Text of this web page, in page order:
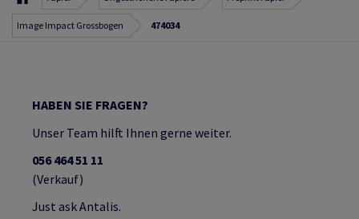
Image Impact Grossbogen 474034
HABEN SIE FRAGEN?
Unser Team hilft Ihnen gerne weiter.
056 464 51 11
(Verkauf)
Just ask Antalis.